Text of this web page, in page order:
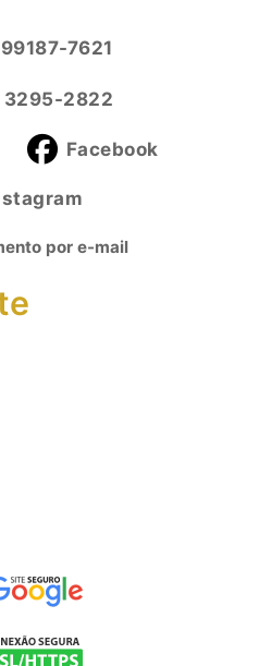
7621
3295-2822
Facebook
por e-mail